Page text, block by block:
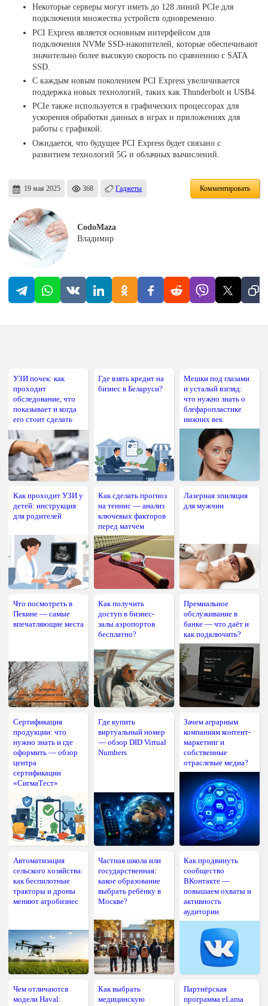
Некоторые серверы могут иметь до 128 линий PCIe для
подключения множества устройств одновременно.
PCI Express является основным интерфейсом для
подключения NVMe SSD-накопителей, которые обеспечивают
значительно более высокую скорость по сравнению с SATA
SSD.
С каждым новым поколением PCI Express увеличивается
поддержка новых технологий, таких как Thunderbolt и USB4.
PCIe также используется в графических процессорах для
ускорения обработки данных в играх и приложениях для
работы с графикой.
Ожидается, что будущее PCI Express будет связано с
развитием технологий 5G и облачных вычислений.
19 мая 2025 368 Гаджеты Комментировать
CodoMaza
Владимир
УЗИ почек: как
проходит
обследование, что
показывает и когда
его стоит сделать
Где взять кредит на
бизнес в Беларуси?
Мешки под глазами
и усталый взгляд:
что нужно знать о
блефаропластике
нижних век
Как проходит УЗИ у
детей: инструкция
для родителей
Как сделать прогноз
на теннис — анализ
ключевых факторов
перед матчем
Лазерная эпиляция
для мужчин
Что посмотреть в
Пекине — самые
впечатляющие места
Как получить
доступ в бизнес-
залы аэропортов
бесплатно?
Премиальное
обслуживание в
банке — что даёт и
как подключить?
Сертификация
продукции: что
нужно знать и где
оформить — обзор
центра
сертификации
«СигмаТест»
Где купить
виртуальный номер
— обзор DID Virtual
Numbers
Зачем аграрным
компаниям контент-
маркетинг и
собственные
отраслевые медиа?
Автоматизация
сельского хозяйства:
как беспилотные
тракторы и дроны
меняют агробизнес
Частная школа или
государственная:
какое образование
выбрать ребёнку в
Москве?
Как продвинуть
сообщество
ВКонтакте —
повышаем охваты и
активность
аудитории
Чем отличаются
модели Haval:
Как выбрать
медицинскую
Партнёрская
программа eLama